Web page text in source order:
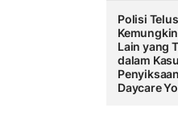
Polisi
Lain yang
dalam
Daycare